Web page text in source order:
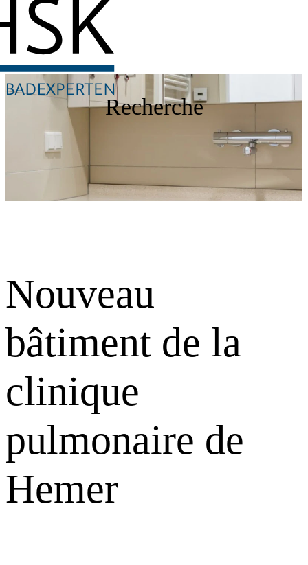
Recherche
Nouveau
bâtiment de la
clinique
pulmonaire de
Hemer